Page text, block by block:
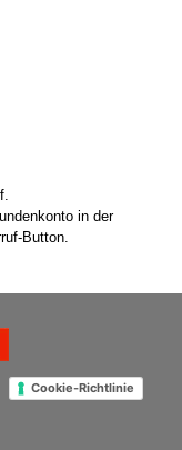
in der
Button.
Cookie-Richtlinie